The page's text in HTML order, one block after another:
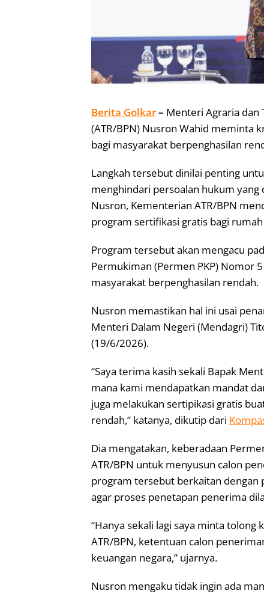
Berita Golkar– Menteri Agraria dan
(ATR/BPN) Nusron Wahid meminta
bagi masyarakat berpenghasilan
Langkah tersebut dinilai penting
menghindari persoalan hukum
Nusron, Kementerian ATR/BPN
program sertifikasi gratis bagi
Program tersebut akan mengacu
Permukiman (Permen PKP) Nomor
masyarakat berpenghasilan rendah.
Nusron memastikan hal ini usai
Menteri Dalam Negeri (Mendagri)
(19/6/2026).
“Saya terima kasih sekali Bapak
mana kami mendapatkan mandat
juga melakukan sertipikasi gratis
rendah,” katanya, dikutip dari
Dia mengatakan, keberadaan
ATR/BPN untuk menyusun calon
program tersebut berkaitan dengan
agar proses penetapan penerima
“Hanya sekali lagi saya minta
ATR/BPN, ketentuan calon
keuangan negara,” ujarnya.
Nusron mengaku tidak ingin ada